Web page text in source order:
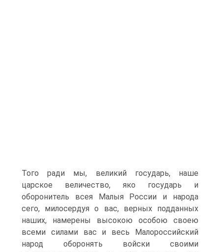
Того ради мы, великий государь, наше
царское величество, яко государь и
оборонитель всея Малыя России и народа
сего, милосердуя о вас, верных подданных
наших, намерены высо­кою особою своею
всеми силами вас и весь Малороссийский
народ оборонять войски своими